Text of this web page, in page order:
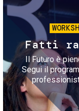
Fatti
Il Futuro è
Segui il